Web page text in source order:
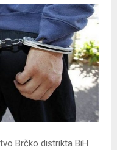
Brčko distrikta BiH